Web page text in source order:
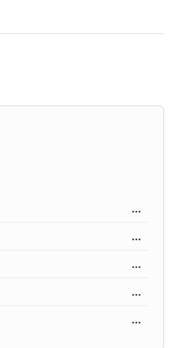
...
...
...
...
...